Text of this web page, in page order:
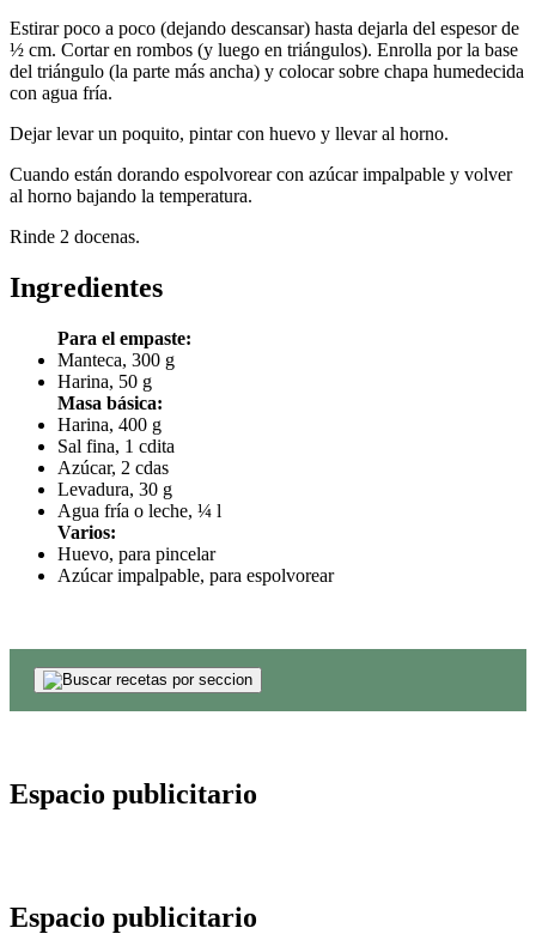
Estirar poco a poco (dejando descansar) hasta dejarla del espesor de
½ cm. Cortar en rombos (y luego en triángulos). Enrolla por la base
del triángulo (la parte más ancha) y colocar sobre chapa humedecida
con agua fría.
Dejar levar un poquito, pintar con huevo y llevar al horno.
Cuando están dorando espolvorear con azúcar impalpable y volver
al horno bajando la temperatura.
Rinde 2 docenas.
Ingredientes
Para el empaste:
Manteca, 300 g
Harina, 50 g
Masa básica:
Harina, 400 g
Sal fina, 1 cdita
Azúcar, 2 cdas
Levadura, 30 g
Agua fría o leche, ¼ l
Varios:
Huevo, para pincelar
Azúcar impalpable, para espolvorear
Espacio publicitario
Espacio publicitario